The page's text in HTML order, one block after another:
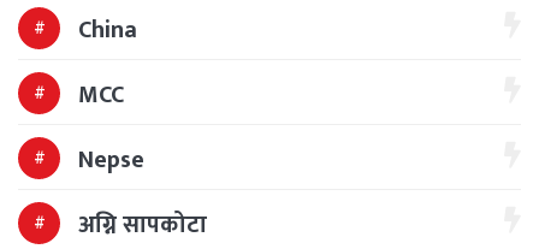
China
MCC
Nepse
अग्नि सापकोटा